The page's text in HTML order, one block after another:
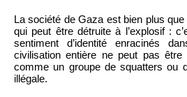
La société de Gaza est bien plus que
qui peut être détruite à l’explosif :
sentiment d’identité enracinés
civilisation entière ne peut pas être
comme un groupe de squatters ou
illégale.